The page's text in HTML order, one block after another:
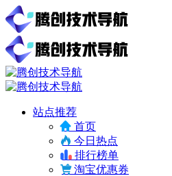
站点推荐
首页
今日热点
排行榜单
淘宝优惠券